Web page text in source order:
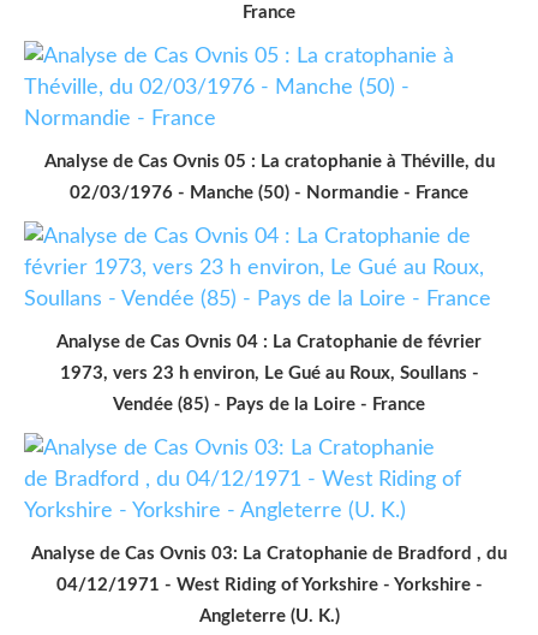
France
Analyse de Cas Ovnis 05 : La cratophanie à Théville, du
02/03/1976 - Manche (50) - Normandie - France
Analyse de Cas Ovnis 04 : La Cratophanie de février
1973, vers 23 h environ, Le Gué au Roux, Soullans -
Vendée (85) - Pays de la Loire - France
Analyse de Cas Ovnis 03: La Cratophanie de Bradford , du
04/12/1971 - West Riding of Yorkshire - Yorkshire -
Angleterre (U. K.)